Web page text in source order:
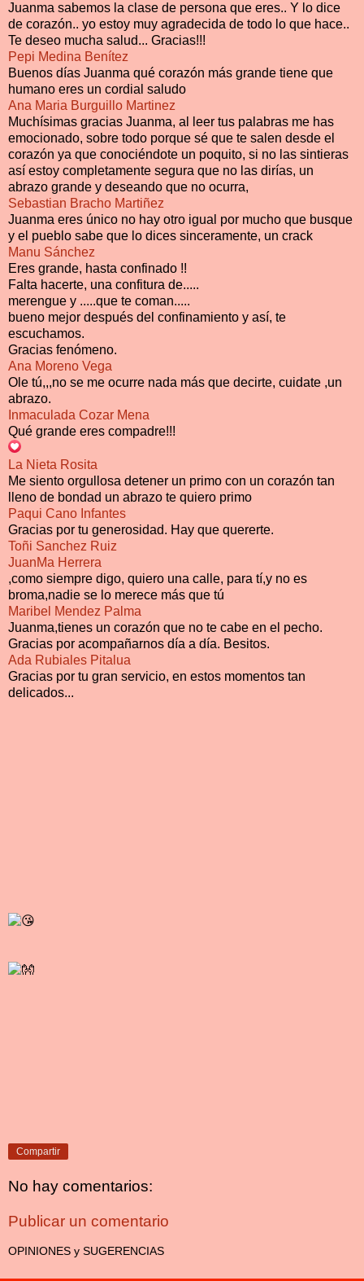
Juanma sabemos la clase de persona que eres.. Y lo dice
de corazón.. yo estoy muy agradecida de todo lo que hace..
Te deseo mucha salud... Gracias!!!
Pepi Medina Benítez
Buenos días Juanma qué corazón más grande tiene que
humano eres un cordial saludo
Ana Maria Burguillo Martinez
Muchísimas gracias Juanma, al leer tus palabras me has
emocionado, sobre todo porque sé que te salen desde el
corazón ya que conociéndote un poquito, si no las sintieras
así estoy completamente segura que no las dirías, un
abrazo grande y deseando que no ocurra,
Sebastian Bracho Martiñez
Juanma eres único no hay otro igual por mucho que busque
y el pueblo sabe que lo dices sinceramente, un crack
Manu Sánchez
Eres grande, hasta confinado !!
Falta hacerte, una confitura de.....
merengue y .....que te coman.....
bueno mejor después del confinamiento y así, te
escuchamos.
Gracias fenómeno.
Ana Moreno Vega
Ole tú,,,no se me ocurre nada más que decirte, cuidate ,un
abrazo.
Inmaculada Cozar Mena
Qué grande eres compadre!!!
La Nieta Rosita
Me siento orgullosa detener un primo con un corazón tan
lleno de bondad un abrazo te quiero primo
Paqui Cano Infantes
Gracias por tu generosidad. Hay que quererte.
Toñi Sanchez Ruiz
JuanMa Herrera
,como siempre digo, quiero una calle, para tí,y no es
broma,nadie se lo merece más que tú
Maribel Mendez Palma
Juanma,tienes un corazón que no te cabe en el pecho.
Gracias por acompañarnos día a día. Besitos.
Ada Rubiales Pitalua
Gracias por tu gran servicio, en estos momentos tan
delicados...
Compartir
No hay comentarios:
Publicar un comentario
OPINIONES y SUGERENCIAS